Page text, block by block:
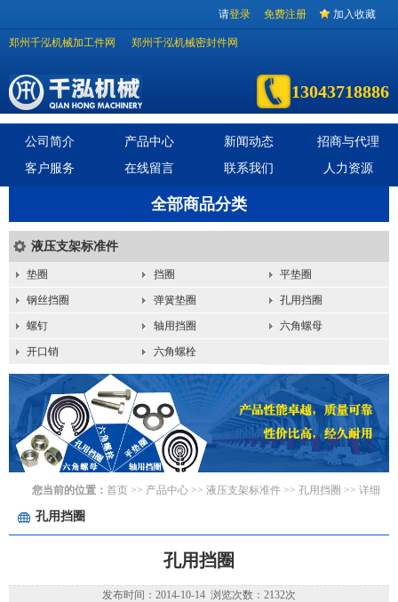
请登录 免费注册 加入收藏
郑州千泓机械加工件网 郑州千泓机械密封件网
13043718886
公司简介 产品中心 新闻动态
招商与代理
客户服务
在线留言 联系我们 人力资源
全部商品分类
液压支架标准件
垫圈 挡圈 平垫圈
钢丝挡圈 弹簧垫圈 孔用挡圈
螺钉 轴用挡圈 六角螺母
开口销 六角螺栓
您当前的位置： 首页 >> 产品中心 >> 液压支架标准件 >> 孔用挡圈 >> 详细
孔用挡圈
孔用挡圈
发布时间：2014-10-14 浏览次数：2132次